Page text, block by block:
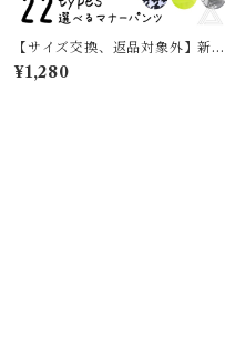
【サイズ交換、返品対象外】新柄
追加 マナーパンツ 犬 フレンチブ
ルドック カバー オムツ マナーパ
¥1,280